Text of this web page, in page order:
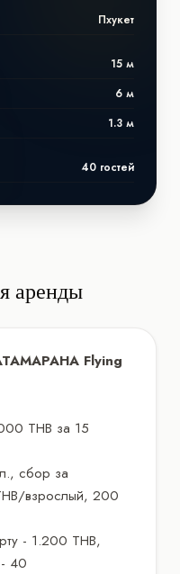
Пхукет
15 м
6 м
1.3 м
40 гостей
аренды
Flying
THB за 15
сбор за
взрослый, 200
- 1.200 THB,
- 40